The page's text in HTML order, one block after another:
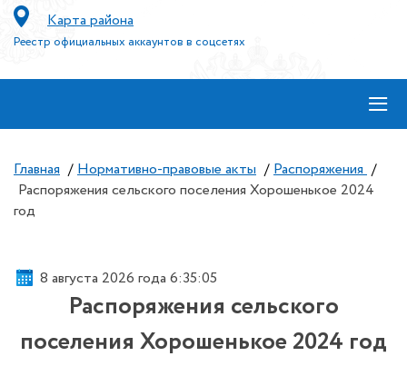
Карта района
Реестр официальных аккаунтов в соцсетях
≡
Главная / Нормативно-правовые акты / Распоряжения /
Распоряжения сельского поселения Хорошенькое 2024
год
8 августа 2026 года 6:35:06
Распоряжения сельского
поселения Хорошенькое 2024 год